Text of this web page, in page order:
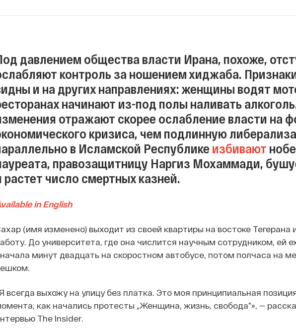
давлением общества власти Ирана, похоже,
контроль за ношением хиджаба.
и на других направлениях: женщины водят
начинают из-под полы наливать
отражают скорее ослабление власти на
кризиса, чем подлинную
в Исламской Республикеизбивают
правозащитницу Наргиз Мохаммади,
растет число смертных казней.
in English
(имя изменено) выходит из своей квартиры на востоке Тегерана
До университета, где она числится научным сотрудником, ей
минут двадцать на скоростном автобусе, потом полчаса на
всегда выхожу на улицу без платка. Это моя принципиальная
как начались протесты „Женщина, жизнь, свобода”», —
The Insider.